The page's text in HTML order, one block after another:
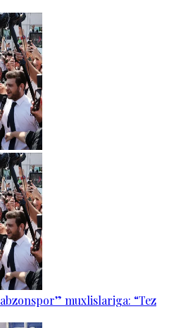
muxlislariga: “Tez